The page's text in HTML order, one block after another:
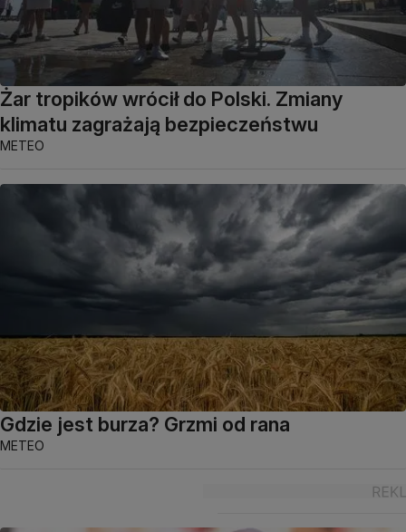
Żar tropików wrócił do Polski. Zmiany
klimatu zagrażają bezpieczeństwu
METEO
Gdzie jest burza? Grzmi od rana
METEO